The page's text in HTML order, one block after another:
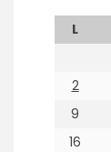
L
2
9
16